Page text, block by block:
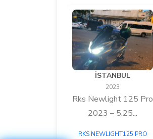
İSTANBUL
2023
Rks Newlight 125 Pro
2023 – 5.25...
RKS NEWLIGHT125 PRO